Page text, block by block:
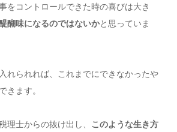
をコントロールできた時の喜びは大き
醐味になるのではないかと思っていま
れられれば、これまでにできなかったや
きます。
理士からの抜け出し、 このような生き方